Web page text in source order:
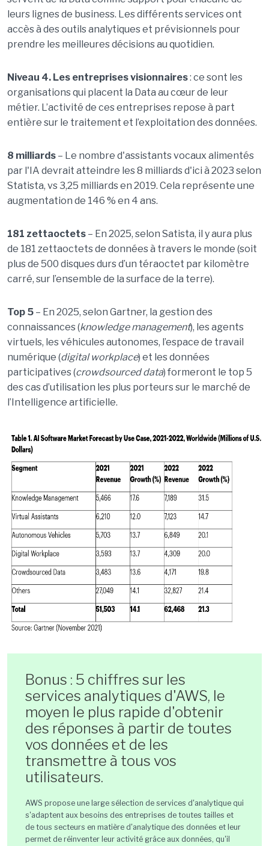
leurs lignes de business. Les différents services ont
accès à des outils analytiques et prévisionnels pour
prendre les meilleures décisions au quotidien.
Niveau 4. Les entreprises visionnaires: ce sont les
organisations qui placent la Data au cœur de leur
métier. L’activité de ces entreprises repose à part
entière sur le traitement et l’exploitation des données.
8 milliards– Le nombre d'assistants vocaux alimentés
par l'IA devrait atteindre les 8 milliards d'ici à 2023 selon
Statista, vs 3,25 milliards en 2019. Cela représente une
augmentation de 146 % en 4 ans.
181 zettaoctets – En 2025, selon Satista, il y aura plus
de 181 zettaoctets de données à travers le monde (soit
plus de 500 disques durs d’un téraoctet par kilomètre
carré, sur l’ensemble de la surface de la terre).
Top 5 – En 2025, selon Gartner, la gestion des
connaissances (knowledge management), les agents
virtuels, les véhicules autonomes, l’espace de travail
numérique (digital workplace) et les données
participatives (crowdsourced data) formeront le top 5
des cas d’utilisation les plus porteurs sur le marché de
l’Intelligence artificielle.
Bonus : 5 chiffres sur les
services analytiques d'AWS, le
moyen le plus rapide d'obtenir
des réponses à partir de toutes
vos données et de les
transmettre à tous vos
utilisateurs.
AWS propose une large sélection de services d'analytique qui
s'adaptent aux besoins des entreprises de toutes tailles et
de tous secteurs en matière d'analytique des données et leur
permet de réinventer leur activité grâce aux données, qu'il